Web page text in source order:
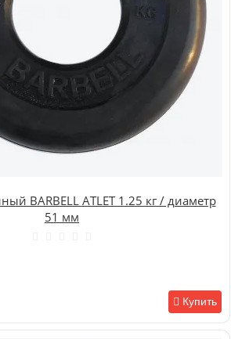
BARBELL ATLET 1.25 кг / диаметр
51 мм
Купить